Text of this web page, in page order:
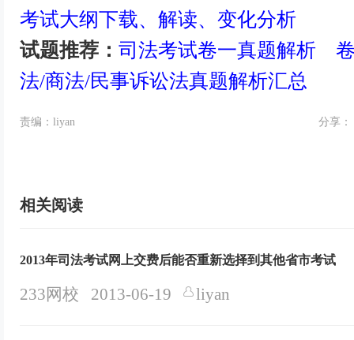
考试大纲下载、解读、变化分析
试题推荐： 司法考试卷一真题解析
法/商法/民事诉讼法真题解析汇总
责编：liyan 分享：
相关阅读
2013年司法考试网上交费后能否重新选择到其他省市考试
233网校 2013-06-19 liyan